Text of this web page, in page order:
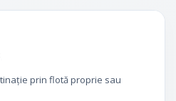
prin flotă proprie sau